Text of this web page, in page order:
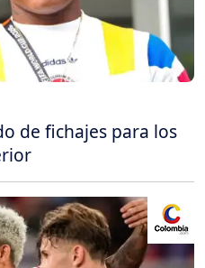
de fichajes para los